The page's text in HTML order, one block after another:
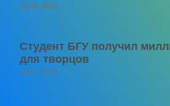
06.08.2026
Студент БГУ получил
для творцов
06.08.2026